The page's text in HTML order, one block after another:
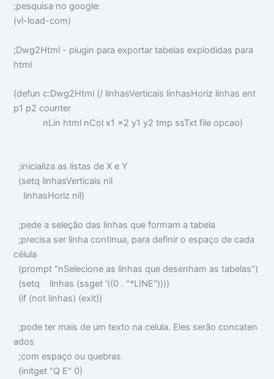
;pesquisa no google:
(vl-load-com)
;Dwg2Html - plugin para exportar tabelas explodidas para
html
(defun c:Dwg2Html (/ linhasVerticais linhasHoriz linhas ent
p1 p2 counter
nLin html nCol x1 x2 y1 y2 tmp ssTxt file opcao)
;inicializa as listas de X e Y
(setq linhasVerticais nil
linhasHoriz nil)
;pede a seleção das linhas que formam a tabela
;precisa ser linha continua, para definir o espaço de cada
célula
(prompt "nSelecione as linhas que desenham as tabelas")
(setq linhas (ssget '((0 . "*LINE"))))
(if (not linhas) (exit))
;pode ter mais de um texto na celula. Eles serão concaten
ados
;com espaço ou quebras
(initget "Q E" 0)